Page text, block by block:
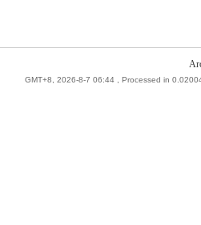
GMT+8, 2026-8-7 06:44 , Processed in